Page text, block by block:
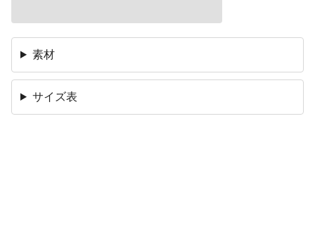
素材
サイズ表